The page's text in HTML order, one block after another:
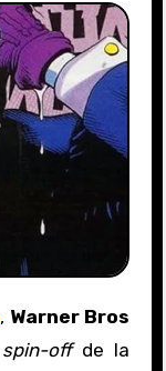
, Warner Bros
spin-offde la